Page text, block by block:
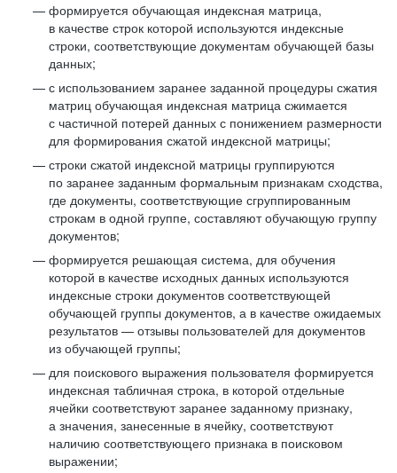
формируется обучающая индексная матрица,
в качестве строк которой используются индексные
строки, соответствующие документам обучающей базы
данных;
с использованием заранее заданной процедуры сжатия
матриц обучающая индексная матрица сжимается
с частичной потерей данных с понижением размерности
для формирования сжатой индексной матрицы;
строки сжатой индексной матрицы группируются
по заранее заданным формальным признакам сходства,
где документы, соответствующие сгруппированным
строкам в одной группе, составляют обучающую группу
документов;
формируется решающая система, для обучения
которой в качестве исходных данных используются
индексные строки документов соответствующей
обучающей группы документов, а в качестве ожидаемых
результатов — отзывы пользователей для документов
из обучающей группы;
для поискового выражения пользователя формируется
индексная табличная строка, в которой отдельные
ячейки соответствуют заранее заданному признаку,
а значения, занесенные в ячейку, соответствуют
наличию соответствующего признака в поисковом
выражении;